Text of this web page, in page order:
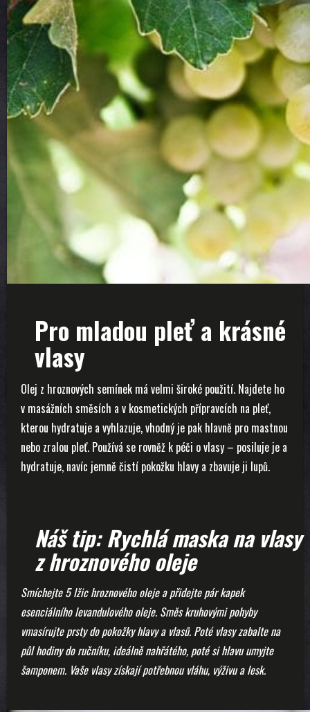
Pro mladou pleť a krásné
vlasy
Olej z hroznových semínek má velmi široké použití. Najdete ho
v masážních směsích a v kosmetických přípravcích na pleť,
kterou hydratuje a vyhlazuje, vhodný je pak hlavně pro mastnou
nebo zralou pleť. Používá se rovněž k péči o vlasy – posiluje je a
hydratuje, navíc jemně čistí pokožku hlavy a zbavuje ji lupů.
Náš tip: Rychlá maska na vlasy
z hroznového oleje
Smíchejte 5 lžic hroznového oleje a přidejte pár kapek
esenciálního levandulového oleje. Směs kruhovými pohyby
vmasírujte prsty do pokožky hlavy a vlasů. Poté vlasy zabalte na
půl hodiny do ručníku, ideálně nahřátého, poté si hlavu umyjte
šamponem. Vaše vlasy získají potřebnou vláhu, výživu a lesk.